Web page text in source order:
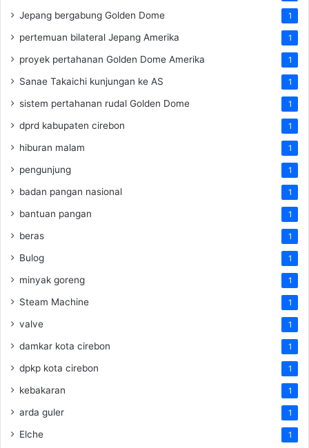
Jepang bergabung Golden Dome 1
pertemuan bilateral Jepang Amerika 1
proyek pertahanan Golden Dome Amerika 1
Sanae Takaichi kunjungan ke AS 1
sistem pertahanan rudal Golden Dome 1
dprd kabupaten cirebon 1
hiburan malam 1
pengunjung 1
badan pangan nasional 1
bantuan pangan 1
beras 1
Bulog 1
minyak goreng 1
Steam Machine 1
valve 1
damkar kota cirebon 1
dpkp kota cirebon 1
kebakaran 1
arda guler 1
Elche 1